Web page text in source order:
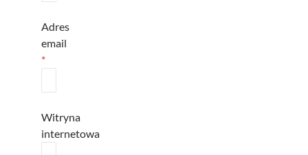
Adres
email
*
Witryna
internetowa